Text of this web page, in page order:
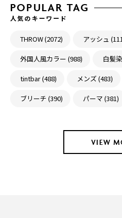
POPULAR TAG
人気のキーワード
THROW (2072) アッシュ
外国人風カラー (988) 白髪
tintbar (488) メンズ (483)
ブリーチ (390) パーマ (381)
VIEW